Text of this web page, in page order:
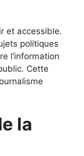
et accessible.
politiques
l’information
Cette
la